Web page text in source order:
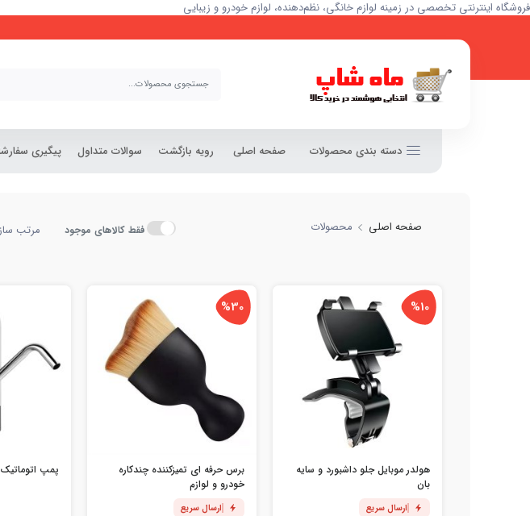
فروشگاه اینترنتی تخصصی در زمینه لوازم خانگی، نظم‌دهنده، لوازم خودرو و زیبایی
دسته بندی محصولات صفحه اصلی رویه بازگشت سوالات متداول پیگیری
صفحه اصلی محصولات فقط کالاهای موجود مرتب
%10
هولدر موبایل جلو داشبورد و سایه
بان
ارسال سریع
%30
برس حرفه ای تمیزکننده چندکاره
خودرو و لوازم
ارسال سریع
پمپ